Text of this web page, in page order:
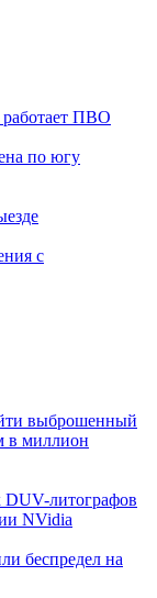
ПВО
по югу
с
выброшенный
в миллион
DUV-литографов
NVidia
беспредел на